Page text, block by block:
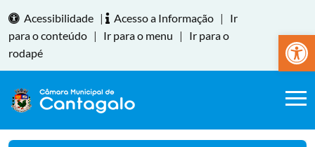
Abrir
Acessibilidade | Acesso a Informação |
Ir
para o conteúdo | Ir para o menu |
Ir para o
rodapé